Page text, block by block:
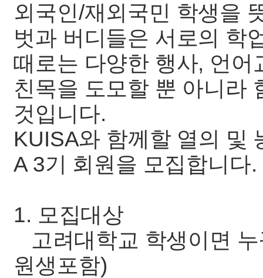
외국인/재외국민 학생을
벗과 버디들은 서로의 학
때로는 다양한 행사, 언
친목을 도모할 뿐 아니라
것입니다.
KUISA와 함께할 열의 및
A 3기 회원을 모집합니다.
1. 모집대상
고려대학교 학생이면
원생포함)